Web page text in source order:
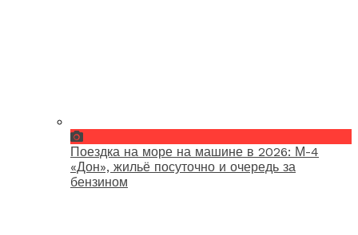
Поездка на море на машине в 2026: М-4
«Дон», жильё посуточно и очередь за
бензином